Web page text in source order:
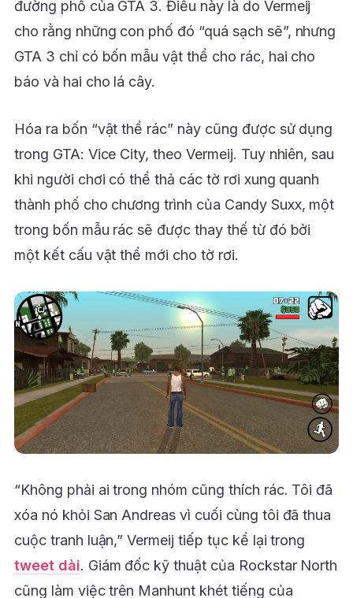
đường phố của GTA 3. Điều này là do Vermeij
cho rằng những con phố đó “quá sạch sẽ”, nhưng
GTA 3 chỉ có bốn mẫu vật thể cho rác, hai cho
báo và hai cho lá cây.
Hóa ra bốn “vật thể rác” này cũng được sử dụng
trong GTA: Vice City, theo Vermeij. Tuy nhiên, sau
khi người chơi có thể thả các tờ rơi xung quanh
thành phố cho chương trình của Candy Suxx, một
trong bốn mẫu rác sẽ được thay thế từ đó bởi
một kết cấu vật thể mới cho tờ rơi.
“Không phải ai trong nhóm cũng thích rác. Tôi đã
xóa nó khỏi San Andreas vì cuối cùng tôi đã thua
cuộc tranh luận,” Vermeij tiếp tục kể lại trong
tweet dài. Giám đốc kỹ thuật của Rockstar North
cũng làm việc trên Manhunt khét tiếng của